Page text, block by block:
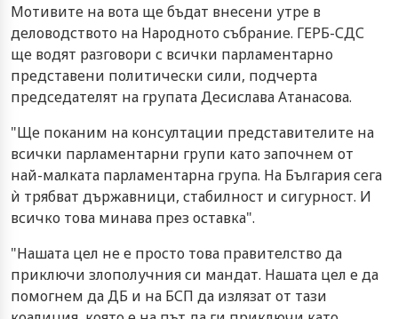
Мотивите на вота ще бъдат внесени утре в
деловодството на Народното събрание. ГЕРБ-СДС
ще водят разговори с всички парламентарно
представени политически сили, подчерта
председателят на групата Десислава Атанасова.
"Ще поканим на консултации представителите на
всички парламентарни групи като започнем от
най-малката парламентарна група. На България сега
ѝ трябват държавници, стабилност и сигурност. И
всичко това минава през оставка".
"Нашата цел не е просто това правителство да
приключи злополучния си мандат. Нашата цел е да
помогнем да ДБ и на БСП да излязат от тази